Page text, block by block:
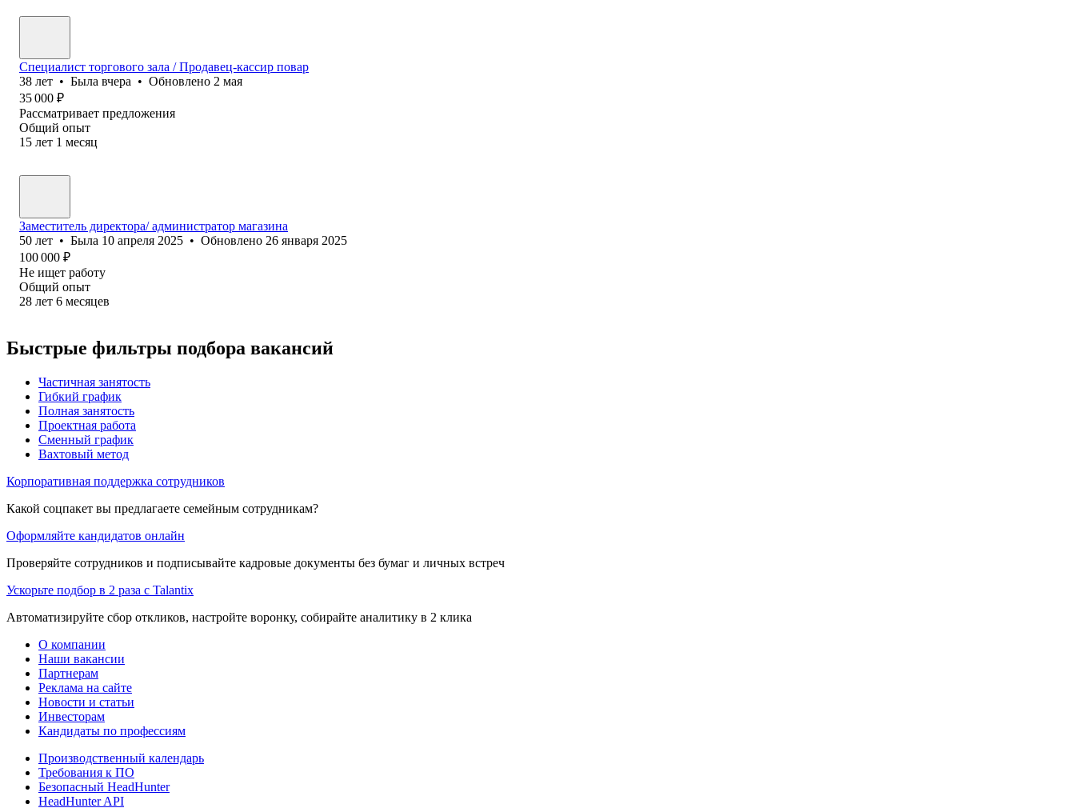
Специалист торгового зала / Продавец-кассир повар
38 лет • Была вчера • Обновлено 2 мая
35 000 ₽
Рассматривает предложения
Общий опыт
15 лет 1 месяц
Заместитель директора/ администратор магазина
50 лет • Была 10 апреля 2025 • Обновлено 26 января 2025
100 000 ₽
Не ищет работу
Общий опыт
28 лет 6 месяцев
Быстрые фильтры подбора вакансий
Частичная занятость
Гибкий график
Полная занятость
Проектная работа
Сменный график
Вахтовый метод
Корпоративная поддержка сотрудников
Какой соцпакет вы предлагаете семейным сотрудникам?
Оформляйте кандидатов онлайн
Проверяйте сотрудников и подписывайте кадровые документы без бумаг и личных встреч
Ускорьте подбор в 2 раза с Talantix
Автоматизируйте сбор откликов, настройте воронку, собирайте аналитику в 2 клика
О компании
Наши вакансии
Партнерам
Реклама на сайте
Новости и статьи
Инвесторам
Кандидаты по профессиям
Производственный календарь
Требования к ПО
Безопасный HeadHunter
HeadHunter API